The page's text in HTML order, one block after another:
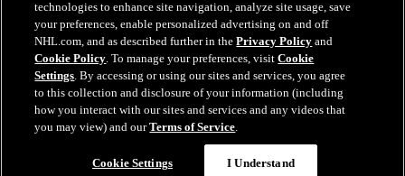
chandails d'équipe de la LNH personnalisés avec les noms des
joueurs de la LNH et leurs numéros sont officiellement sous license
de la LNH et de l'AJLNH. Le mot servant de marque Zamboni et la
configuration de la surfaceuse Zamboni sont des marques de
commerce déposées de Frank J. Zamboni & Co., Inc. © Frank J.
Zamboni & Co., Inc. 2026. Tous droits réservés. Toute autre marque
déposée ou tout droit d'auteur d'une tierce partie sont la propriété de
leurs auteurs respectifs. Tous droits réservés.
technologies to enhance site navigation, analyze site usage, save
your preferences, enable personalized advertising on and off
NHL.com, and as described further in thePrivacy Policy and
Cookie Policy. To manage your preferences, visitCookie
Settings. By accessing or using our sites and services, you agree
to this collection and disclosure of your information (including
how you interact with our sites and services and any videos that
you may view) and ourTerms of Service.
Cookie Settings I Understand